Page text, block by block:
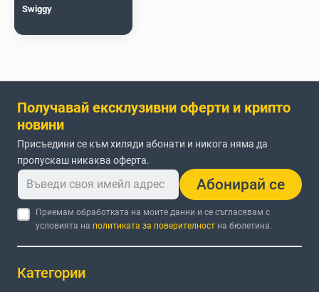
Swiggy
Получавай ексклузивни оферти и крипто
новини
Присъедини се към хиляди абонати и никога няма да
пропускаш никаква оферта.
Абонирай се
Приемам обработката на моите данни и се съгласявам с
условията на политиката за поверителност на бюлетина.
Категории